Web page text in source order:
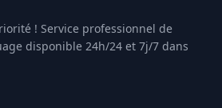
! Service professionnel de
disponible 24h/24 et 7j/7 dans